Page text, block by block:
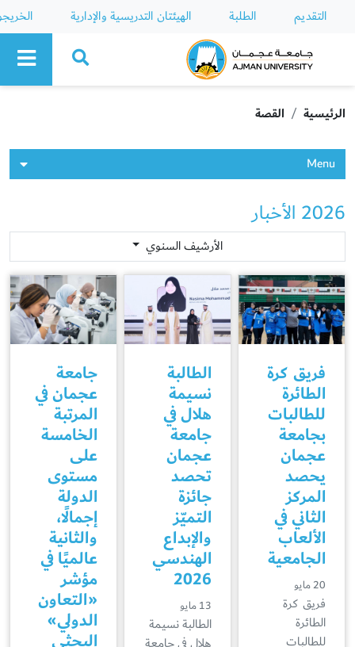
التقديم الطلبة الهيئتان التدريسية والإدارية
Ajman University
الرئيسية القصة
Menu
2026 الأخبار
الأرشيف السنوي
فريق كرة
الطائرة
للطالبات
بجامعة
عجمان
يحصد
المركز
الثاني في
الألعاب
الجامعية
20 مايو
فريق كرة
الطائرة
للطالبات
الطالبة
نسيمة
هلال في
جامعة
عجمان
تحصد
جائزة
التميّز
والإبداع
الهندسي
2026
13 مايو
الطالبة نسيمة
جامعة
عجمان في
المرتبة
الخامسة
على
مستوى
الدولة
إجمالًا،
والثانية
عالميًا في
مؤشر
«التعاون
الدولي»
البحثي